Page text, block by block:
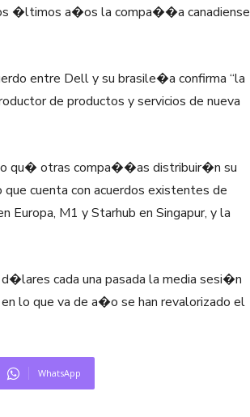
�ltimos a�os la compa��a canadiense
entre Dell y su brasile�a confirma “la
de productos y servicios de nueva
qu� otras compa��as distribuir�n su
cuenta con acuerdos existentes de
Europa, M1 y Starhub en Singapur, y la
cada una pasada la media sesi�n
lo que va de a�o se han revalorizado el
WhatsApp